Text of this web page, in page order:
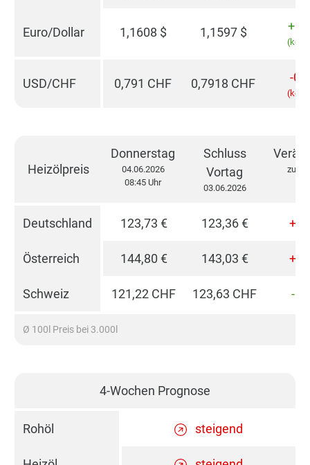
Euro/Dollar 1,1608 $ 1,1597$
USD/CHF 0,791 CHF 0,7918 CHF -
Heizölpreis
Donnerstag
04.06.2026
08:45 Uhr
Schluss
Vortag
03.06.2026
zum
Deutschland 123,73 € 123,36 €
Österreich 144,80 € 143,03 €
Schweiz 121,22 CHF 123,63 CHF -
Ø 100l Preis bei 3.000l
4-Wochen Prognose
Rohöl steigend